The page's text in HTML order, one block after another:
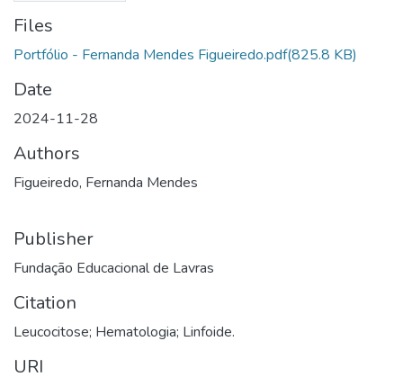
Files
Portfólio - Fernanda Mendes Figueiredo.pdf(825.8 KB)
Date
2024-11-28
Authors
Figueiredo, Fernanda Mendes
Publisher
Fundação Educacional de Lavras
Citation
Leucocitose; Hematologia; Linfoide.
URI